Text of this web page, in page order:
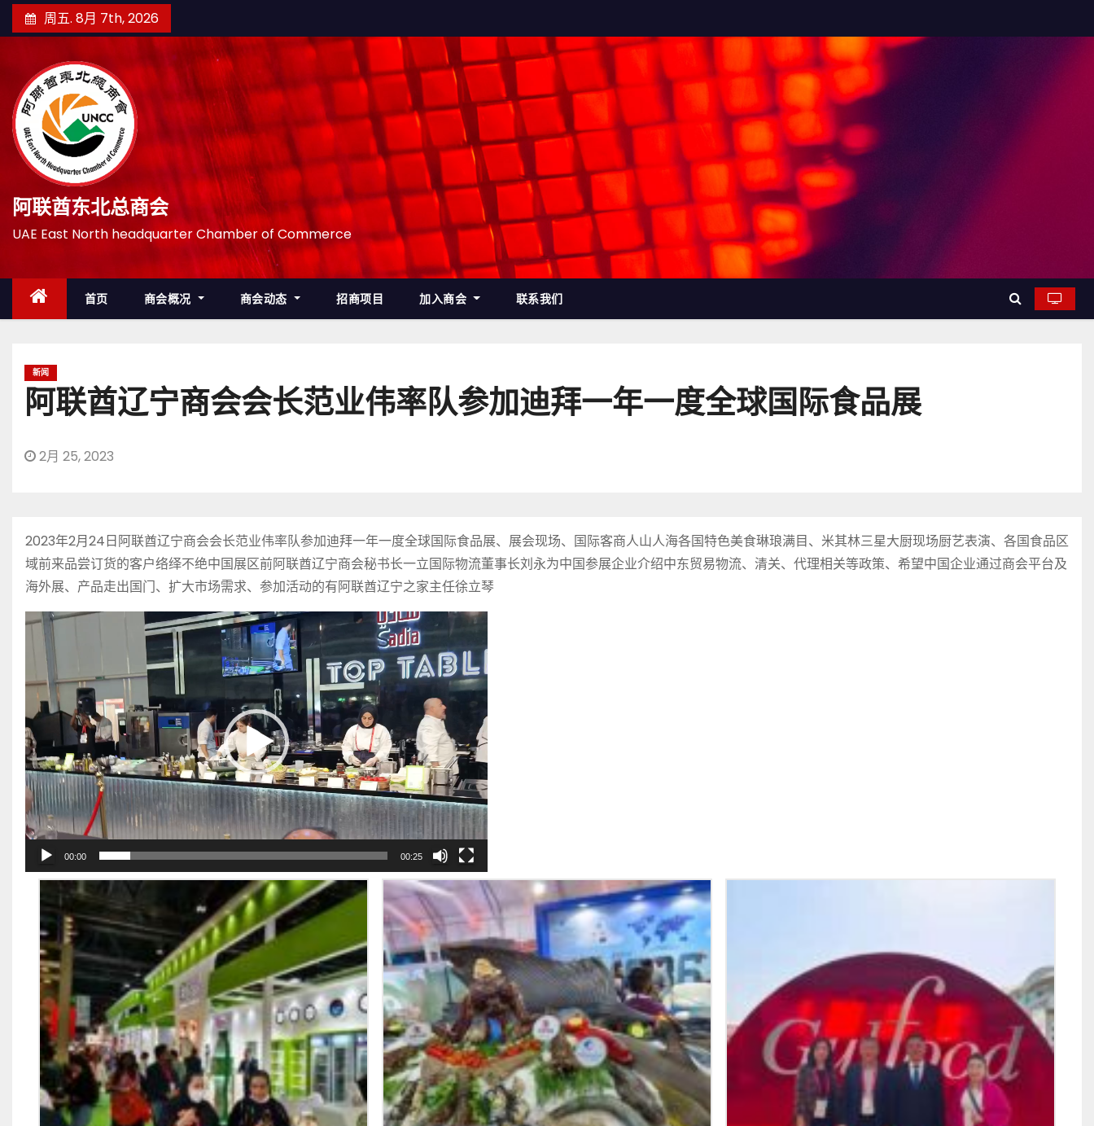
至
周五. 8月 7th, 2026
阿联酋东北总商会
UAE East North headquarter Chamber of Commerce
首页 商会概况 商会动态 招商项目 加入商会 联系我们
新闻
阿联酋辽宁商会会长范业伟率队参加迪拜一年一度全球国际食品展
2月 25, 2023
2023年2月24日阿联酋辽宁商会会长范业伟率队参加迪拜一年一度全球国际食品展、展会现场、国际客商人山人海各国特色美食琳琅满目、米其林三星大厨现场厨艺表演、各国食品区
域前来品尝订货的客户络绎不绝中国展区前阿联酋辽宁商会秘书长一立国际物流董事长刘永为中国参展企业介绍中东贸易物流、清关、代理相关等政策、希望中国企业通过商会平台及
海外展、产品走出国门、扩大市场需求、参加活动的有阿联酋辽宁之家主任徐立琴
视
放
器
00:00 00:25